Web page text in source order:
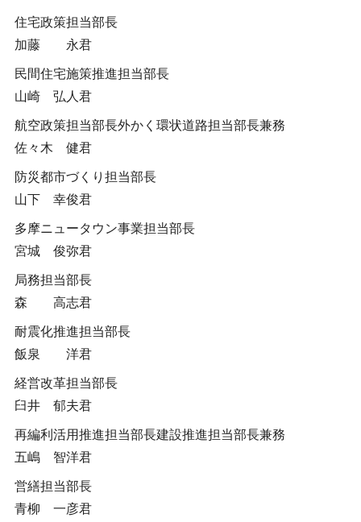
住宅政策担当部長
加藤 永君
民間住宅施策推進担当部長
山崎 弘人君
航空政策担当部長外かく環状道路担当部長兼務
佐々木 健君
防災都市づくり担当部長
山下 幸俊君
多摩ニュータウン事業担当部長
宮城 俊弥君
局務担当部長
森 高志君
耐震化推進担当部長
飯泉 洋君
経営改革担当部長
臼井 郁夫君
再編利活用推進担当部長建設推進担当部長兼務
五嶋 智洋君
営繕担当部長
青柳 一彦君